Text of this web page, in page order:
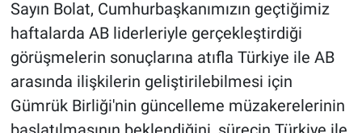
Sayın Bolat, Cumhurbaşkanımızın geçtiğimiz
haftalarda AB liderleriyle gerçekleştirdiği
görüşmelerin sonuçlarına atıfla Türkiye ile AB
arasında ilişkilerin geliştirilebilmesi için
Gümrük Birliği'nin güncelleme müzakerelerinin